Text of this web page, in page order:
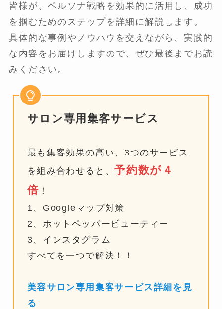
皆様が、ペルソナ戦略を効果的に活用し、成功
を掴むためのステップを詳細に解説します。
具体的な事例やノウハウを交えながら、実践的
な内容をお届けしますので、ぜひ最後までお読
みください。
サロン専用集客サービス
最も集客効果の高い、3つのサービス
を組み合わせると、予約数が４
倍 ！
1、Googleマップ対策
2、ホットペッパービューティー
3、インスタグラム
すべてを一つで解決！！
美容サロン専用集客サービス詳細を見
る